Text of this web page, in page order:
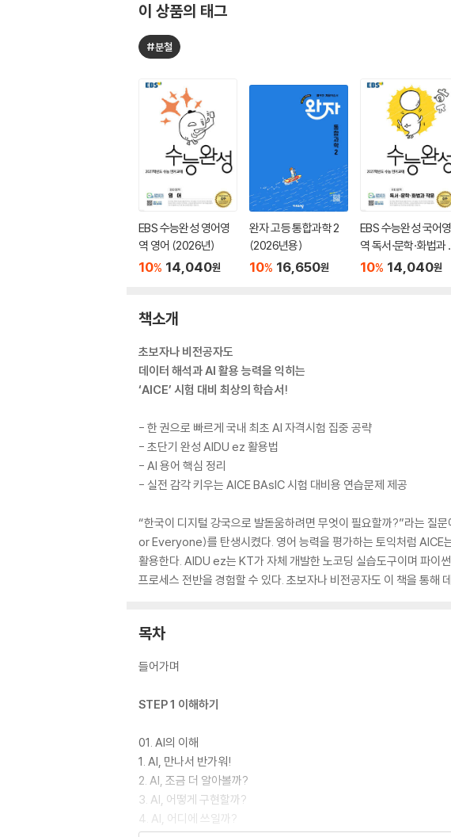
이 상품의 태그
#분철
EBS 수능완성 영어영
역 영어 (2026년)
10% 14,040원
완자 고등 통합과학 2
(2026년용)
10% 16,650원
EBS 수능완성 국어영
역 독서·문학·화법과
문 (2026년)
10% 14,040원
책소개
초보자나 비전공자도
데이터 해석과 AI 활용 능력을 익히는
‘AICE’ 시험 대비 최상의 학습서!
- 한 권으로 빠르게 국내 최초 AI 자격시험 집중 공략
- 초단기 완성 AIDU ez 활용법
- AI 용어 핵심 정리
- 실전 감각 키우는 AICE BAsIC 시험 대비용 연습문제 제공
“한국이 디지털 강국으로 발돋움하려면 무엇이 필요할까?”라는
or Everyone)를 탄생시켰다. 영어 능력을 평가하는 토익처럼 AICE
활용한다. AIDU ez는 KT가 자체 개발한 노코딩 실습도구이며 파이
프로세스 전반을 경험할 수 있다. 초보자나 비전공자도 이 책을 통해
목차
들어가며
STEP 1 이해하기
01. AI의 이해
1. AI, 만나서 반가워!
2. AI, 조금 더 알아볼까?
3. AI, 어떻게 구현할까?
4. AI, 어디에 쓰일까?